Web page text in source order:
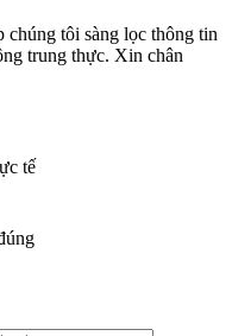
tôi sàng lọc thông tin
trung thực. Xin chân
tế